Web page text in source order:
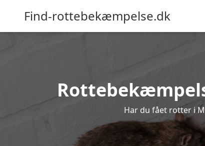
Find-rottebekæmpelse.dk
Har du fået rotter i